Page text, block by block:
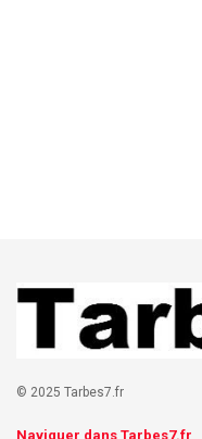
© 2025 Tarbes7.fr
Naviguer dans Tarbes7.fr